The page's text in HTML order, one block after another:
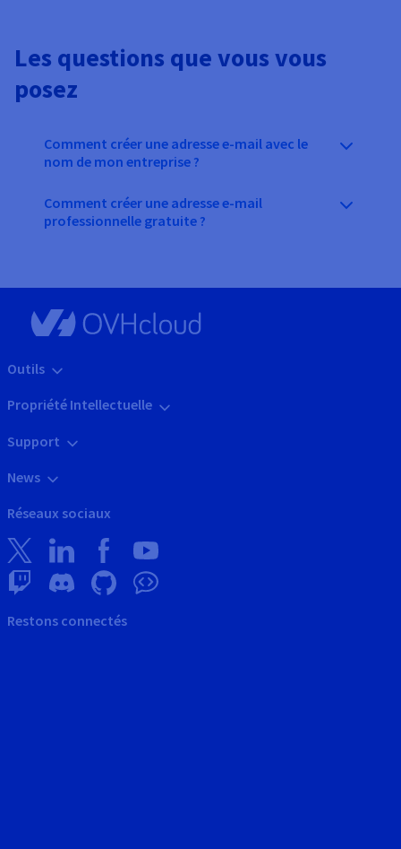
Les questions que vous vous
posez
Comment créer une adresse e-mail avec le
nom de mon entreprise ?
Comment créer une adresse e-mail
professionnelle gratuite ?
Outils
Propriété Intellectuelle
Support
News
Réseaux sociaux
Restons connectés